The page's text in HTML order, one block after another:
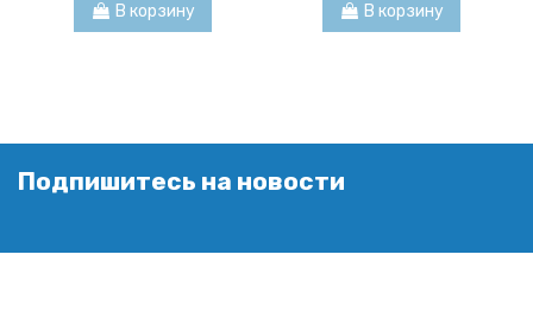
В корзину В корзину
Подпишитесь на новости